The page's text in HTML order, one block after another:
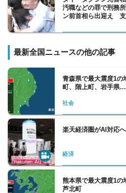
汚職などの罪で刑務
ン前首相ら出迎え
最新全国ニュースの他の記事
青森県で最大震度1
町、階上町、岩手県…
社会
楽天経済圏がAI対応
経済
熊本県で最大震度1
芦北町